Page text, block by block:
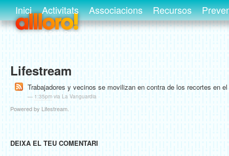
Inici Activitats Associacions Recursos
Lifestream
Trabajadores y vecinos se movilizan en contra de los recortes en
— 1:35pm via La Vanguardia
Powered by Lifestream.
DEIXA EL TEU COMENTARI